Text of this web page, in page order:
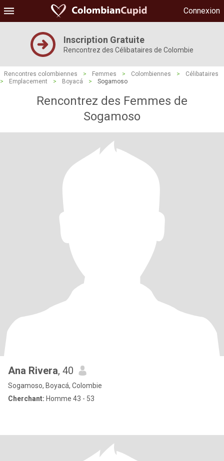
Connexion
Inscription Gratuite
Rencontrez des Célibataires de Colombie
Rencontres colombiennes > Femmes > Colombiennes >
Célibataires
>
Emplacement > Boyacá > Sogamoso
Rencontrez des Femmes de
Sogamoso
Ana Rivera, 40
Sogamoso, Boyacá, Colombie
Cherchant: Homme 43 - 53